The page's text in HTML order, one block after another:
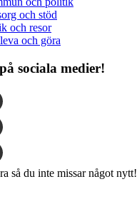
och stöd
och resor
och göra
sociala medier!
så du inte missar något nytt!